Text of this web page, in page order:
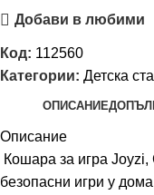
Добави в любими
Код: 112560
Категории: Детска
ОПИСАНИЕ
Описание
Кошара за игра
безопасни игри у